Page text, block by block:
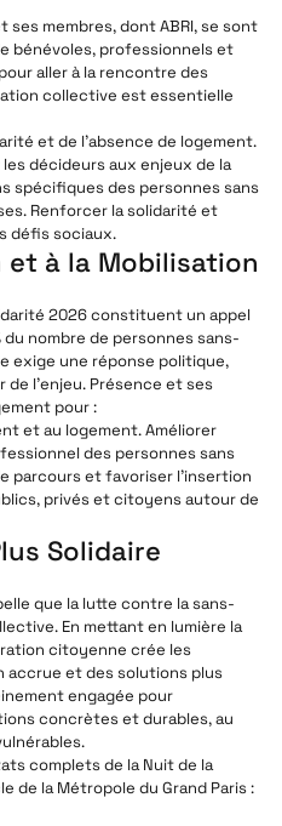
membres, dont ABRI, se sont
bénévoles, professionnels et
aller à la rencontre des
collective est essentielle
et de l’absence de logement.
décideurs aux enjeux de la
spécifiques des personnes sans
Renforcer la solidarité et
défis sociaux.
et à la Mobilisation
2026 constituent un appel
du nombre de personnes sans-
exige une réponse politique,
l’enjeu. Présence et ses
pour :
et au logement. Améliorer
des personnes sans
parcours et favoriser l’insertion
privés et citoyens autour de
Solidaire
que la lutte contre la sans-
En mettant en lumière la
citoyenne crée les
accrue et des solutions plus
engagée pour
concrètes et durables, au
complets de la Nuit de la
de la Métropole du Grand Paris :